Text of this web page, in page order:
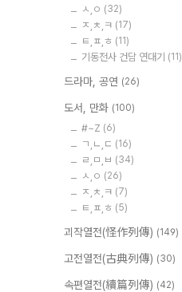
ㅅ,ㅇ (32)
ㅈ,ㅊ,ㅋ (17)
ㅌ,ㅍ,ㅎ (11)
기동전사 건담 연대기 (11)
드라마, 공연 (26)
도서, 만화 (100)
#~Z (6)
ㄱ,ㄴ,ㄷ (16)
ㄹ,ㅁ,ㅂ (34)
ㅅ,ㅇ (26)
ㅈ,ㅊ,ㅋ (7)
ㅌ,ㅍ,ㅎ (5)
괴작열전(怪作列傳) (149)
고전열전(古典列傳) (30)
속편열전(續篇列傳) (42)